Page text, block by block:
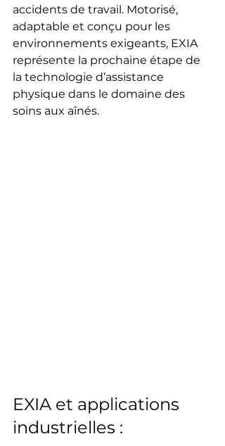
accidents de travail. Motorisé,
adaptable et conçu pour les
environnements exigeants, EXIA
représente la prochaine étape de
la technologie d’assistance
physique dans le domaine des
soins aux aînés.
EXIA et applications
industrielles :